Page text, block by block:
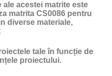
acestei matrite este
matrita CS0086 pentru
diverse materiale,
tale în funcție de
proiectului.